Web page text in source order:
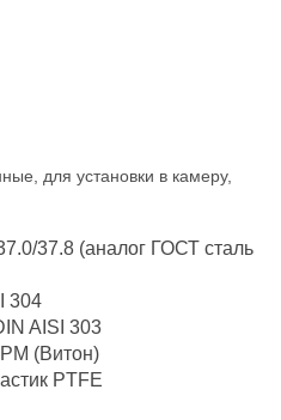
для установки в камеру,
37.8 (аналог ГОСТ сталь
304
AISI 303
(Витон)
PTFE